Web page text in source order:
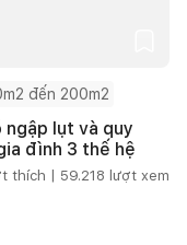
đến 200m2
ngập lụt và quy
đình 3 thế hệ
thích | 59.218 lượt xem